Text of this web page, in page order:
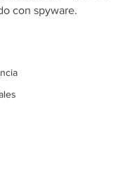
con spyware.